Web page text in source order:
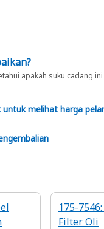
apakah suku cadang
untuk melihat harga
175-
Filter Oli